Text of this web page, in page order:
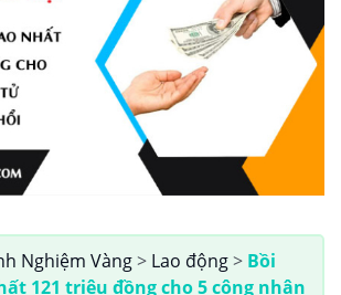
Nghiệm Vàng> Lao động> Bồi
121 triệu đồng cho 5 công nhân